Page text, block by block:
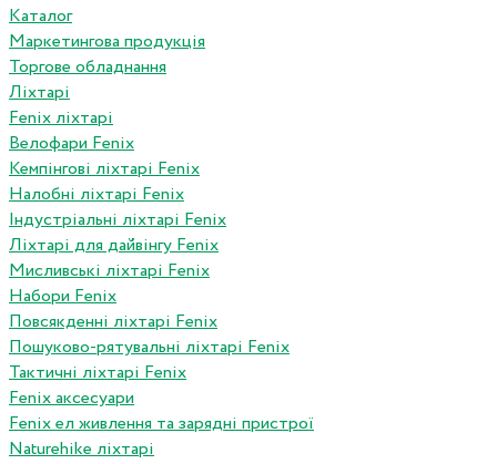
Каталог
Маркетингова продукція
Торгове обладнання
Ліхтарі
Fenix ліхтарі
Велофари Fenix
Кемпінгові ліхтарі Fenix
Налобні ліхтарі Fenix
Індустріальні ліхтарі Fenix
Ліхтарі для дайвінгу Fenix
Мисливські ліхтарі Fenix
Набори Fenix
Повсякденні ліхтарі Fenix
Пошуково-рятувальні ліхтарі Fenix
Тактичні ліхтарі Fenix
Fenix аксесуари
Fenix ел живлення та зарядні пристрої
Naturehike ліхтарі